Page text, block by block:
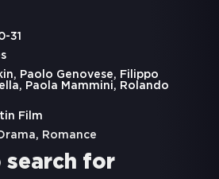
31
Paolo Genovese, Filippo
Paola Mammini, Rolando
Film
, Romance
search for